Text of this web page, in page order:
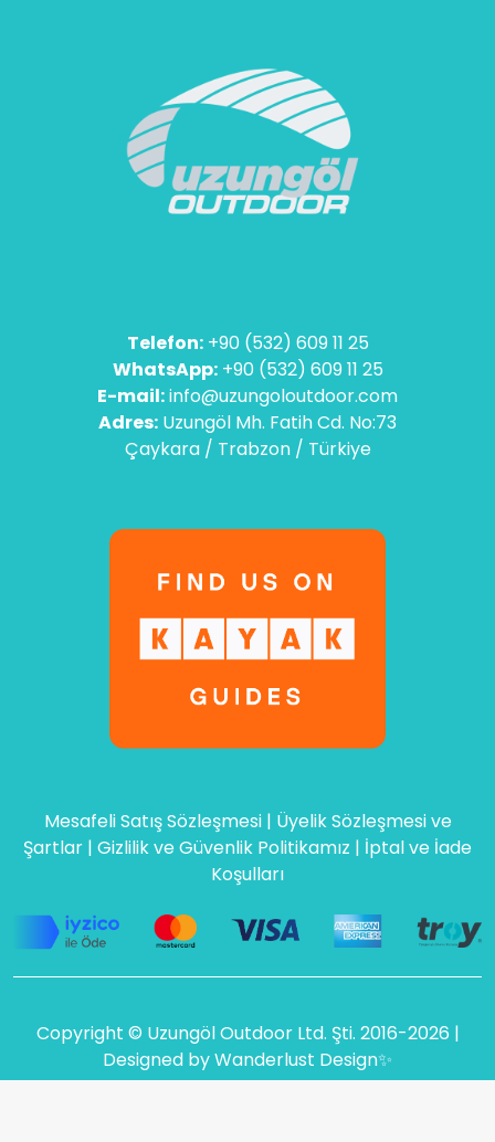
Telefon: +90 (532) 609 11 25
WhatsApp: +90 (532) 609 11 25
E-mail:info@uzungoloutdoor.com
Adres: Uzungöl Mh. Fatih Cd. No:73
Çaykara / Trabzon / Türkiye
Mesafeli Satış Sözleşmesi| Üyelik Sözleşmesi ve
Şartlar | Gizlilik ve Güvenlik Politikamız | İptal ve İade
Koşulları
Copyright © Uzungöl Outdoor Ltd. Şti. 2016-2026 |
Designed byWanderlust Design✨